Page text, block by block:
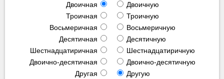
Двоичная
Троичная
Восьмеричная
Десятичная
Шестнадцатиричная
Двоично-десятичная
Другая
Двоичную
Троичную
Восьмеричную
Десятичную
Шестнадцатиричную
Двоично-десятичную
Другую